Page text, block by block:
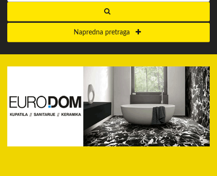
Napredna pretraga